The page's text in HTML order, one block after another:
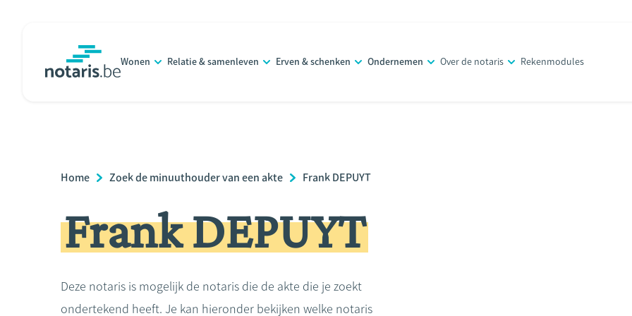
Wonen Relatie & samenleven Erven & schenken Ondernemen Over de notaris Rekenmodules
Breadcrumb
Home Zoek de minuuthouder van een akte Frank DEPUYT
Frank DEPUYT
Deze notaris is mogelijk de notaris die de akte die je zoekt
ondertekend heeft. Je kan hieronder bekijken welke notaris